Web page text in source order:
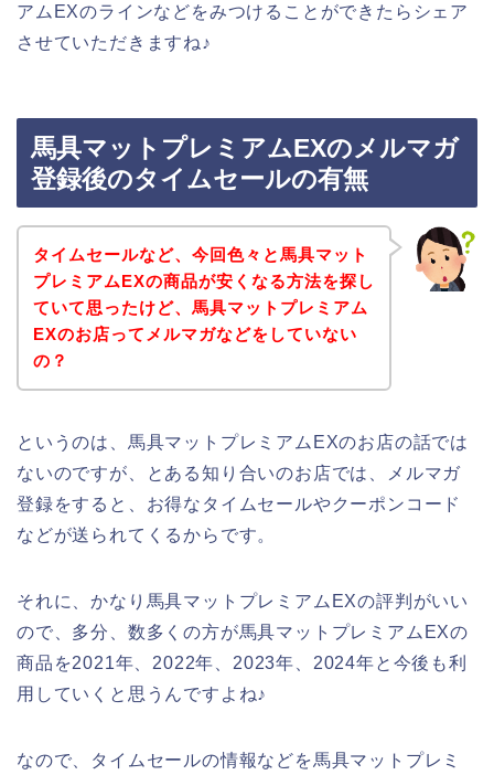
アムEXのラインなどをみつけることができたらシェア
させていただきますね♪
馬具マットプレミアムEXのメルマガ
登録後のタイムセールの有無
タイムセールなど、今回色々と馬具マット
プレミアムEXの商品が安くなる方法を探し
ていて思ったけど、馬具マットプレミアム
EXのお店ってメルマガなどをしていない
の？
というのは、馬具マットプレミアムEXのお店の話では
ないのですが、とある知り合いのお店では、メルマガ
登録をすると、お得なタイムセールやクーポンコード
などが送られてくるからです。
それに、かなり馬具マットプレミアムEXの評判がいい
ので、多分、数多くの方が馬具マットプレミアムEXの
商品を2021年、2022年、2023年、2024年と今後も利
用していくと思うんですよね♪
なので、タイムセールの情報などを馬具マットプレミ